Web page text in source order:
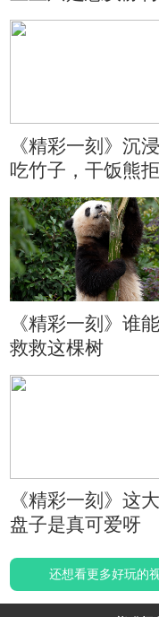
儿
《精彩一刻》沉
吃竹子，干饭熊
分心
《精彩一刻》谁
救救这棵树
《精彩一刻》这
盘子是真可爱呀
还想看更多好玩的